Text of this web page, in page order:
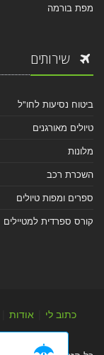
מפת בורמה
שירותים
ביטוח נסיעות לחו"ל
טיולים מאורגנים
מלונות
השכרת רכב
ספרים ומפות טיולים
קורס ספרדית למטיילים
כתוב לי אודות